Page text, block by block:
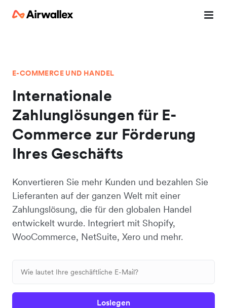
E-COMMERCE UND HANDEL
Internationale
Zahlunglösungen für E-
Commerce zur Förderung
Ihres Geschäfts
Konvertieren Sie mehr Kunden und bezahlen Sie
Lieferanten auf der ganzen Welt mit einer
Zahlungslösung, die für den globalen Handel
entwickelt wurde. Integriert mit Shopify,
WooCommerce, NetSuite, Xero und mehr.
Loslegen